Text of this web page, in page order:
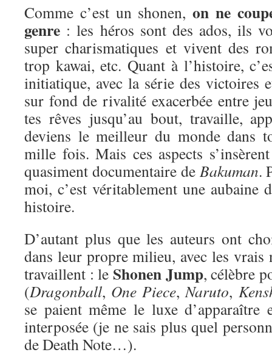
Comme c’est un shonen,on ne
genre : les héros sont des ados, ils
super charismatiques et vivent des
trop kawai, etc. Quant à l’histoire,
initiatique, avec la série des victoires
sur fond de rivalité exacerbée entre
tes rêves jusqu’au bout, travaille,
deviens le meilleur du monde dans
mille fois. Mais ces aspects
quasiment documentaire de Bakuman.
moi, c’est véritablement une aubaine
histoire.
D’autant plus que les auteurs ont
dans leur propre milieu, avec les
travaillent : le Shonen Jump, célèbre
(Dragonball, One Piece,Naruto,
se paient même le luxe d’apparaître
interposée (je ne sais plus quel
de Death Note…).